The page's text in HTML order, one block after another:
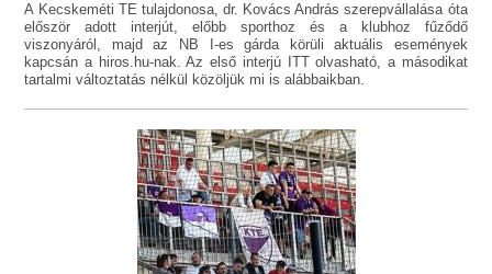
A Kecskeméti TE tulajdonosa, dr. Kovács András szerepvállalása óta
először adott interjút, előbb sporthoz és a klubhoz fűződő
viszonyáról, majd az NB I-es gárda körüli aktuális események
kapcsán a hiros.hu-nak. Az első interjú ITT olvasható, a másodikat
tartalmi változtatás nélkül közöljük mi is alábbaikban.